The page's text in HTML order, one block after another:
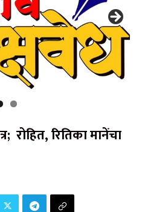
रोहित, रितिका मानेंचा